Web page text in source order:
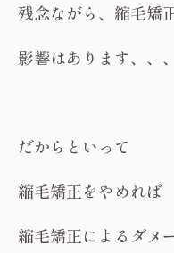
残念ながら、縮毛矯
影響はあります、、、
だからといって
縮毛矯正をやめれば
縮毛矯正によるダメ